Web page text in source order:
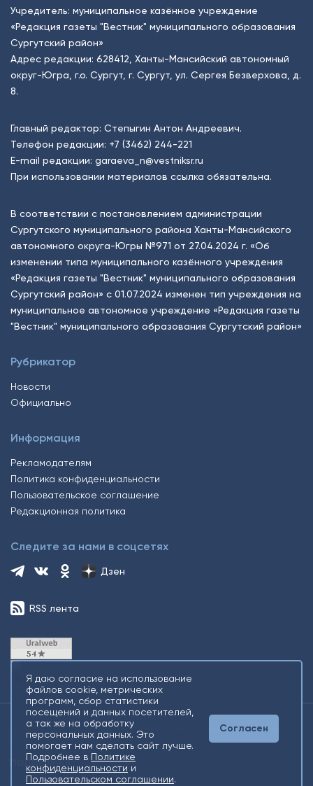
Учредитель: муниципальное казённое учреждение
«Редакция газеты "Вестник" муниципального образования
Сургутский район»
Адрес редакции: 628412, Ханты-Мансийский автономный
округ-Югра, г.о. Сургут, г. Сургут, ул. Сергея Безверхова, д.
8.
Главный редактор: Степыгин Антон Андреевич.
Телефон редакции: +7 (3462) 244-221
E-mail редакции: garaeva_n@vestniksr.ru
При использовании материалов ссылка обязательна.
В соответствии с постановлением администрации
Сургутского муниципального района Ханты-Мансийского
автономного округа-Югры №971 от 27.04.2024 г. «Об
изменении типа муниципального казённого учреждения
«Редакция газеты "Вестник" муниципального образования
Сургутский район» с 01.07.2024 изменен тип учреждения на
муниципальное автономное учреждение «Редакция газеты
"Вестник" муниципального образования Сургутский район»
Рубрикатор
Новости
Официально
Информация
Рекламодателям
Политика конфиденциальности
Пользовательское соглашение
Редакционная политика
Следите за нами в соцсетях
Дзен
RSS лента
2026 © Все права защищены. Сетевое издание Информационное
агентство «Югорский снегирь» +16
Разработка Gold Carrot
Я даю согласие на использование
файлов cookie, метрических
программ, сбор статистики
посещений и данных посетителей,
а так же на обработку
персональных данных. Это
помогает нам сделать сайт лучше.
Подробнее в Политике
конфиденциальности и
Пользовательском соглашении.
Согласен